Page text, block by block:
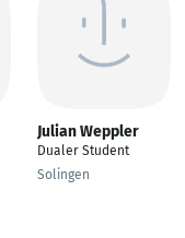
Julian Weppler
Dualer Student
Solingen